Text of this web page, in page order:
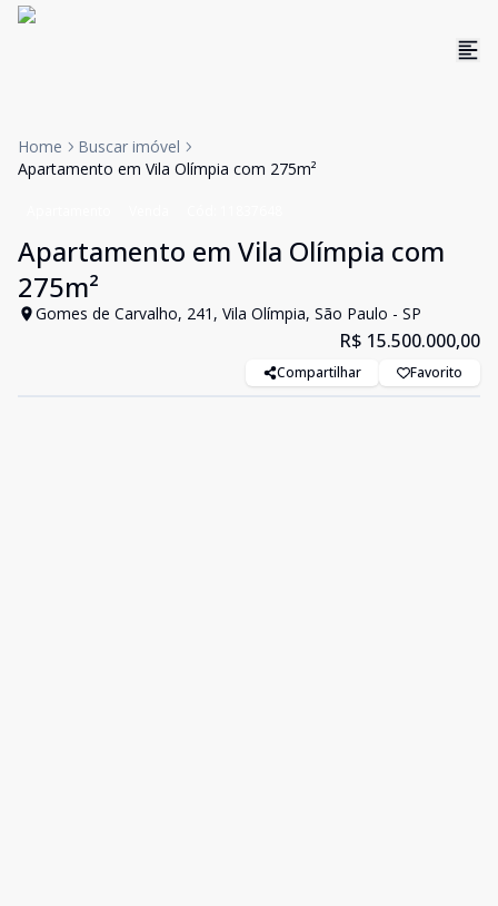
Home
Buscar imóvel
Apartamento em Vila Olímpia com 275m²
Apartamento em Vila Olímpia com
275m²
Gomes de Carvalho, 241, Vila Olímpia, São Paulo - SP
R$ 15.500.000,00
Compartilhar Favorito